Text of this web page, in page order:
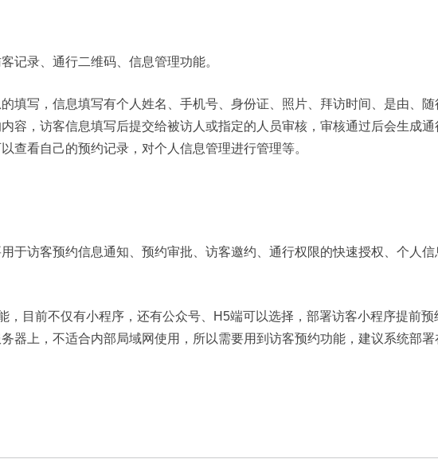
记录、通行二维码、信息管理功能。
填写，信息填写有个人姓名、手机号、身份证、照片、拜访时间、是由、随
容，访客信息填写后提交给被访人或指定的人员审核，审核通过后会生成通
查看自己的预约记录，对个人信息管理进行管理等。
于访客预约信息通知、预约审批、访客邀约、通行权限的快速授权、个人信
，目前不仅有小程序，还有公众号、H5端可以选择，部署访客小程序提前预
器上，不适合内部局域网使用，所以需要用到访客预约功能，建议系统部署